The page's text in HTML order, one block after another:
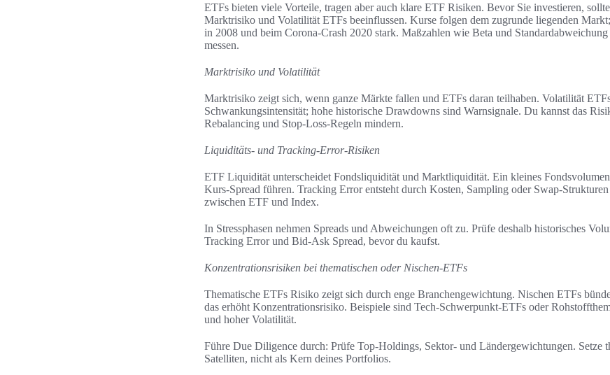
ETFs bieten viele Vorteile, tragen aber auch klare ETF Risiken. Bevor Sie investieren,
Marktrisiko und Volatilität ETFs beeinflussen. Kurse folgen dem zugrunde liegenden
in 2008 und beim Corona‑Crash 2020 stark. Maßzahlen wie Beta und
messen.
Marktrisiko und Volatilität
Marktrisiko zeigt sich, wenn ganze Märkte fallen und ETFs daran teilhaben. Volatilität
Schwankungsintensität; hohe historische Drawdowns sind Warnsignale. Du kannst das
Rebalancing und Stop‑Loss‑Regeln mindern.
Liquiditäts‑ und Tracking‑Error‑Risiken
ETF Liquidität unterscheidet Fondsliquidität und Marktliquidität. Ein kleines
Kurs‑Spread führen. Tracking Error entsteht durch Kosten, Sampling oder
zwischen ETF und Index.
In Stressphasen nehmen Spreads und Abweichungen oft zu. Prüfe deshalb historisches
Tracking Error und Bid‑Ask Spread, bevor du kaufst.
Konzentrationsrisiken bei thematischen oder Nischen‑ETFs
Thematische ETFs Risiko zeigt sich durch enge Branchengewichtung. Nischen ETFs
das erhöht Konzentrationsrisiko. Beispiele sind Tech‑Schwerpunkt‑ETFs oder
und hoher Volatilität.
Führe Due Diligence durch: Prüfe Top‑Holdings, Sektor‑ und Ländergewichtungen. Setze
Satelliten, nicht als Kern deines Portfolios.